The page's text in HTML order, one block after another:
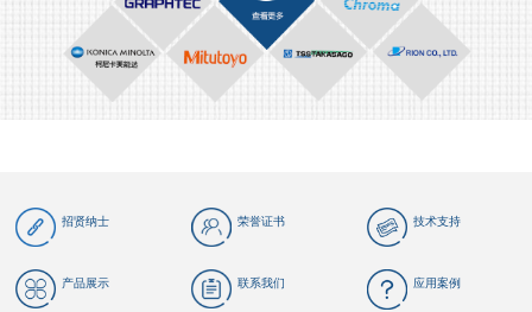
招贤纳士 荣誉证书 技术支持
产品展示 联系我们 应用案例